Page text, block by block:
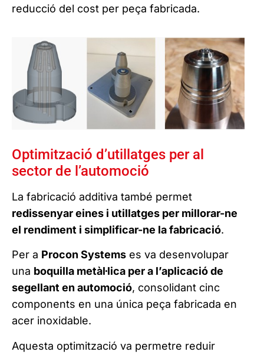
reducció del cost per peça fabricada.
Optimització d’utillatges per al
sector de l’automoció
La fabricació additiva també permet
redissenyar eines i utillatges per millorar-ne
el rendiment i simplificar-ne la fabricació.
Per a Procon Systems es va desenvolupar
una boquilla metàl·lica per a l’aplicació de
segellant en automoció, consolidant cinc
components en una única peça fabricada en
acer inoxidable.
Aquesta optimització va permetre reduir